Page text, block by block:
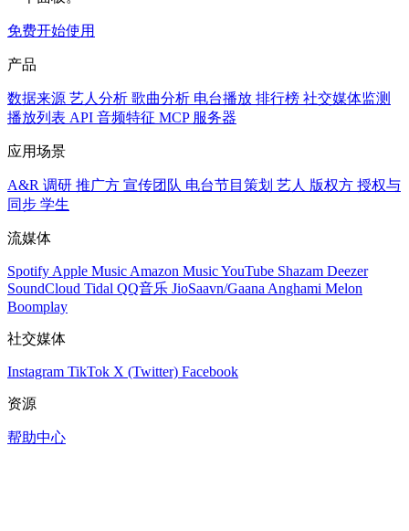
免费开始使用
产品
数据来源 艺人分析 歌曲分析 电台播放 排行榜 社交媒体监测
播放列表 API 音频特征 MCP 服务器
应用场景
A&R 调研 推广方 宣传团队 电台节目策划 艺人 版权方 授权与
同步 学生
流媒体
Spotify Apple Music Amazon MusicYouTube Shazam Deezer
SoundCloud Tidal QQ音乐 JioSaavn/Gaana Anghami Melon
Boomplay
社交媒体
Instagram TikTok X (Twitter) Facebook
资源
帮助中心